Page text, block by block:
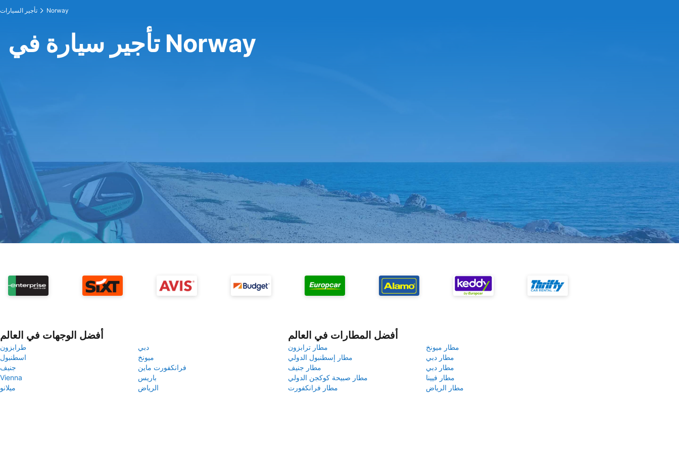
تأجير السيارات Norway
تأجير سيارة في Norway
أفضل الوجهات في العالم
طرابزون
دبي
اسطنبول
ميونخ
جنيف
فرانكفورت ماين
Vienna
باريس
ميلانو
الرياض
أفضل المطارات في العالم
مطار ترابزون
مطار ميونخ
مطار إسطنبول الدولي
مطار دبي
مطار جنيف
مطار دبي
مطار صبيحة كوكجن الدولي
مطار فيينا
مطار فرانكفورت
مطار الرياض